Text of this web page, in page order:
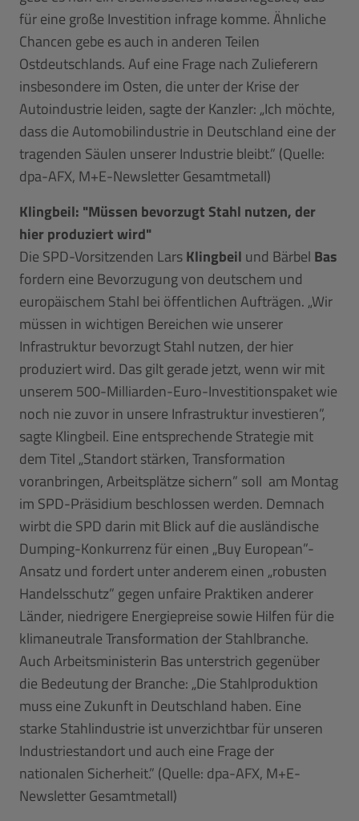
für eine große Investition infrage komme. Ähnliche
Chancen gebe es auch in anderen Teilen
Ostdeutschlands. Auf eine Frage nach Zulieferern
insbesondere im Osten, die unter der Krise der
Autoindustrie leiden, sagte der Kanzler: „Ich möchte,
dass die Automobilindustrie in Deutschland eine der
tragenden Säulen unserer Industrie bleibt.” (Quelle:
dpa-AFX, M+E-Newsletter Gesamtmetall)
Klingbeil: "Müssen bevorzugt Stahl nutzen, der
hier produziert wird"
Die SPD-Vorsitzenden LarsKlingbeil und Bärbel Bas
fordern eine Bevorzugung von deutschem und
europäischem Stahl bei öffentlichen Aufträgen. „Wir
müssen in wichtigen Bereichen wie unserer
Infrastruktur bevorzugt Stahl nutzen, der hier
produziert wird. Das gilt gerade jetzt, wenn wir mit
unserem 500-Milliarden-Euro-Investitionspaket wie
noch nie zuvor in unsere Infrastruktur investieren”,
sagte Klingbeil. Eine entsprechende Strategie mit
dem Titel „Standort stärken, Transformation
voranbringen, Arbeitsplätze sichern” soll am Montag
im SPD-Präsidium beschlossen werden. Demnach
wirbt die SPD darin mit Blick auf die ausländische
Dumping-Konkurrenz für einen „Buy European”-
Ansatz und fordert unter anderem einen „robusten
Handelsschutz” gegen unfaire Praktiken anderer
Länder, niedrigere Energiepreise sowie Hilfen für die
klimaneutrale Transformation der Stahlbranche.
Auch Arbeitsministerin Bas unterstrich gegenüber
die Bedeutung der Branche: „Die Stahlproduktion
muss eine Zukunft in Deutschland haben. Eine
starke Stahlindustrie ist unverzichtbar für unseren
Industriestandort und auch eine Frage der
nationalen Sicherheit.” (Quelle: dpa-AFX, M+E-
Newsletter Gesamtmetall)